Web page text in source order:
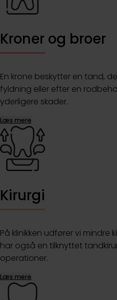
Kroner og broer
En krone beskytter en tand,
fyldning eller efter en
yderligere skader.
Læs mere
Kirurgi
På klinikken udfører vi mindre
har også en tilknyttet
operationer.
Læs mere